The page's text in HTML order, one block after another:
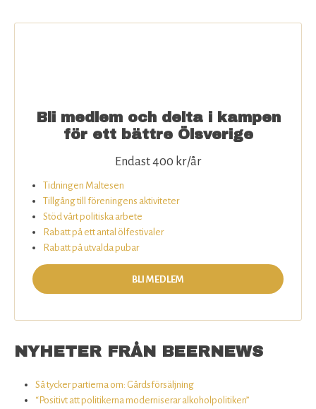
Bli medlem och delta i kampen
för ett bättre Ölsverige
Endast 400 kr/år
Tidningen Maltesen
Tillgång till föreningens aktiviteter
Stöd vårt politiska arbete
Rabatt på ett antal ölfestivaler
Rabatt på utvalda pubar
BLI MEDLEM
NYHETER FRÅN BEERNEWS
Så tycker partierna om: Gårdsförsäljning
“Positivt att politikerna moderniserar alkoholpolitiken”